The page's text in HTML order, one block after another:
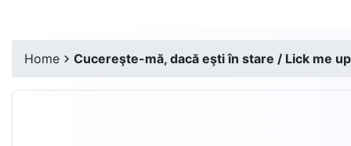
Home Cucereşte-mă, dacă eşti în stare / Lick me